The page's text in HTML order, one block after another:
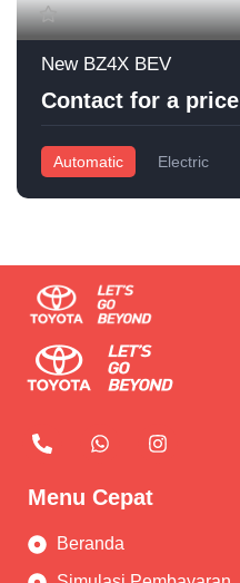
New BZ4X BEV
Contact for a price
Automatic Electric
Menu Cepat
Beranda